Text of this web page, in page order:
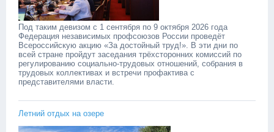
Под таким девизом с 1 сентября по 9 октября 2026 года
Федерация независимых профсоюзов России проведёт
Всероссийскую акцию «За достойный труд!». В эти дни по
всей стране пройдут заседания трёхсторонних комиссий по
регулированию социально-трудовых отношений, собрания в
трудовых коллективах и встречи профактива с
представителями власти.
Летний отдых на озере